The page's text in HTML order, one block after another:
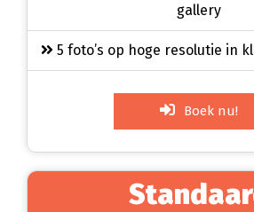
gallery
5 foto’s op hoge resolutie in
Boek nu!